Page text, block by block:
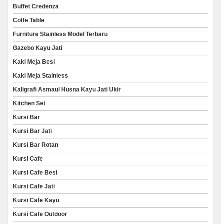
Buffet Credenza
Coffe Table
Furniture Stainless Model Terbaru
Gazebo Kayu Jati
Kaki Meja Besi
Kaki Meja Stainless
Kaligrafi Asmaul Husna Kayu Jati Ukir
Kitchen Set
Kursi Bar
Kursi Bar Jati
Kursi Bar Rotan
Kursi Cafe
Kursi Cafe Besi
Kursi Cafe Jati
Kursi Cafe Kayu
Kursi Cafe Outdoor